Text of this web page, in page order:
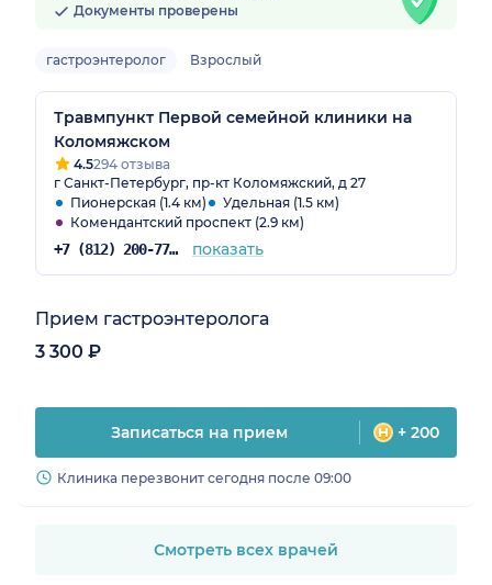
Документы проверены
гастроэнтеролог Взрослый
Травмпункт Первой семейной клиники на
Коломяжском
4.5294 отзыва
г Санкт-Петербург, пр-кт Коломяжский, д 27
Пионерская (1.4 км)
Удельная (1.5 км)
Комендантский проспект (2.9 км)
+7 (812) 200-77-54 показать
Прием гастроэнтеролога
3 300 ₽
Записаться на прием + 200
Клиника перезвонит сегодня после 09:00
Смотреть всех врачей